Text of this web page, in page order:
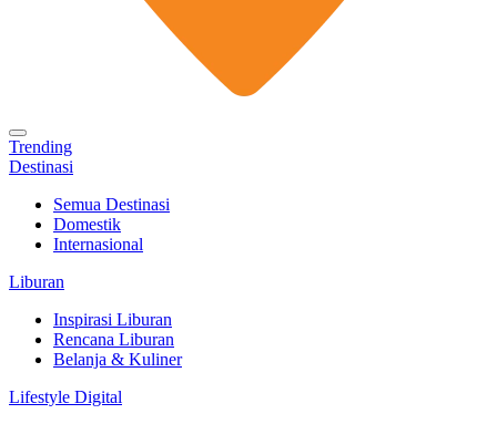
Trending
Destinasi
Semua Destinasi
Domestik
Internasional
Liburan
Inspirasi Liburan
Rencana Liburan
Belanja & Kuliner
Lifestyle Digital